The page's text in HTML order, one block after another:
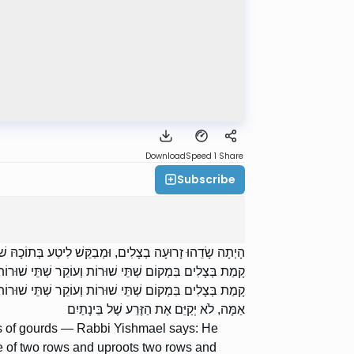
DownloadSpeed 1 Share
Subscribe
הָיְתָה שָׂדֵהוּ זָרוּעָה בְצָלִים, וּמְבַקֵּשׁ לִיטַע בְּתוֹכָהּ
קָמַת בְּצָלִים בִּמְקוֹם שְׁתֵּי שׁוּרוֹת וְעוֹקֵר שְׁתֵּי
קָמַת בְּצָלִים בִּמְקוֹם שְׁתֵּי שׁוּרוֹת וְעוֹקֵר שְׁתֵּי
אַמָּה, לֹא יְקַיֵּם אֶת הַזֶּרַע שֶׁל בֵּינָתַיִם
of gourds — Rabbi Yishmael says: He
two rows and uproots two rows and